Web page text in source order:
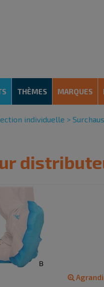
THÈMES MARQUES
individuelle >